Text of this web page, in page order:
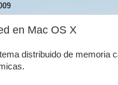
en Mac OS X
distribuido de memoria